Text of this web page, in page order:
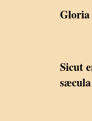
Sicut